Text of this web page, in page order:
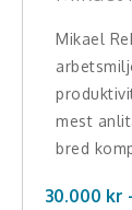
Mikael
mest
bred
30.000 kr -